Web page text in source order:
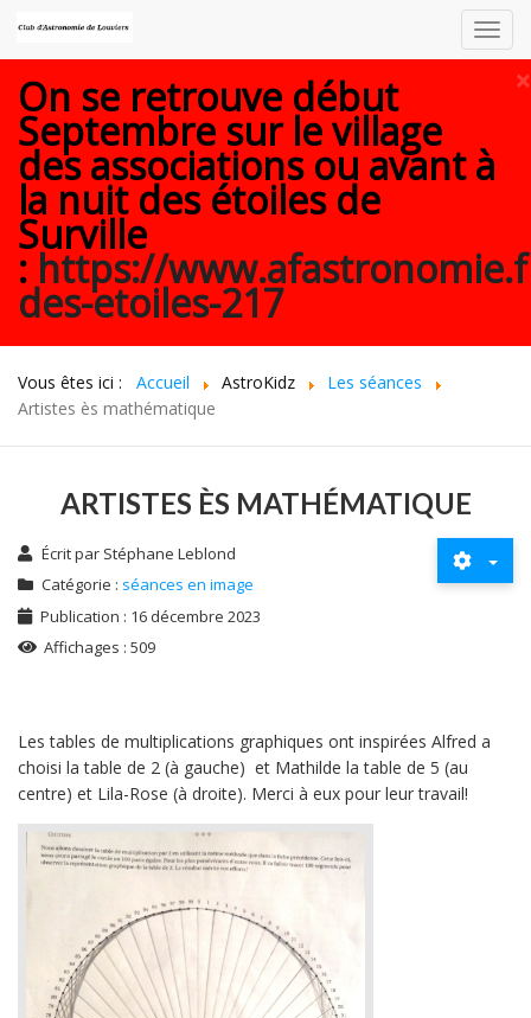
×
On se retrouve début
Septembre sur le village
des associations ou avant à
la nuit des étoiles de
Surville
: https://
des-etoiles-217
Vous êtes ici : Accueil AstroKidz
Les séances
Artistes ès mathématique
ARTISTES ÈS MATHÉMATIQUE
Écrit par Stéphane Leblond
Catégorie : séances en image
Publication : 16 décembre 2023
Affichages : 509
Les tables de multiplications graphiques ont inspirées Alfred a
choisi la table de 2 (à gauche) et Mathilde la table de 5 (au
centre) et Lila-Rose (à droite). Merci à eux pour leur travail!